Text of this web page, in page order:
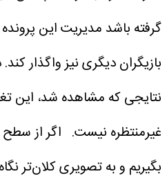
گرفته باشد مدیریت این
بازیگران دیگری نیز واگذار
نتایجی که مشاهده شد، این
غیرمنتظره نیست. اگر از
بگیریم و به تصویری کلان‌تر